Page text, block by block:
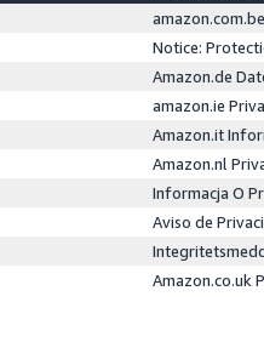
Notice:
Amazon.de
amazon.ie
Amazon.it
Amazon.nl
Informacja O
Aviso de
Amazon.co.uk